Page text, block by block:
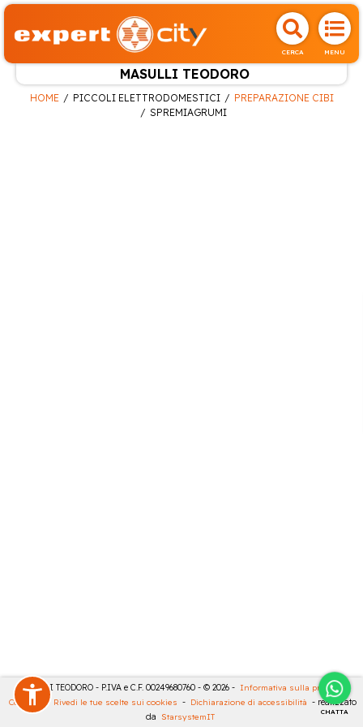
CERCA MENU
MASULLI TEODORO
CHATTA
HOME PICCOLI ELETTRODOMESTICI
PREPARAZIONE CIBI
SPREMIAGRUMI
MASULLI TEODORO - P.IVA e C.F. 00249680760 - © 2026 - Informativa sulla privacy -
Cookies
- Rivedi le tue scelte sui cookies - Dichiarazione di accessibilità - realizzato
da StarsystemIT